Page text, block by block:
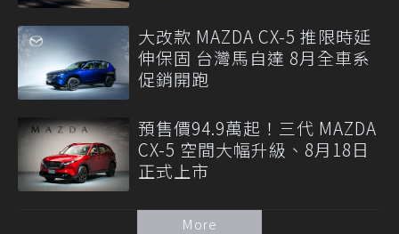
大改款 MAZDA CX-5 推限時延
伸保固 台灣馬自達 8月全車系
促銷開跑
預售價94.9萬起！三代 MAZDA
CX-5 空間大幅升級、8月18日
正式上市
More